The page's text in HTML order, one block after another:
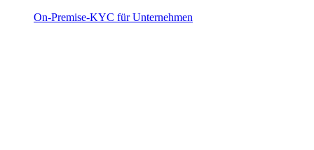
On-Premise-KYC für Unternehmen